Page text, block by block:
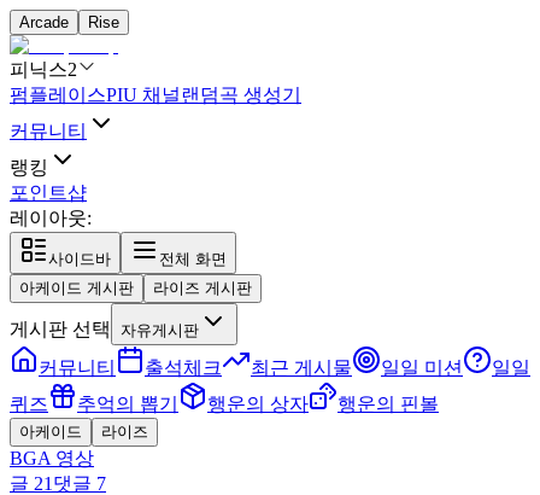
Arcade Rise
피닉스2
펌플레이스PIU 채널랜덤곡 생성기
커뮤니티
랭킹
포인트샵
레이아웃:
사이드바
전체 화면
아케이드 게시판
라이즈 게시판
게시판 선택 자유게시판
커뮤니티 출석체크 최근 게시물 일일 미션
일일
퀴즈
추억의 뽑기 행운의 상자 행운의 핀볼
아케이드 라이즈
BGA 영상
글 21 댓글 7